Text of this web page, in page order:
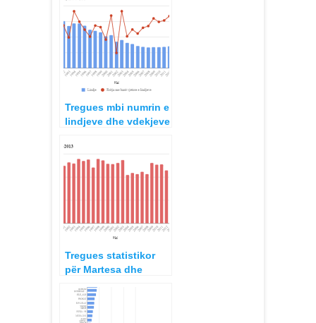
Tregues mbi numrin e
lindjeve dhe vdekjeve
Tregues statistikor
për Martesa dhe